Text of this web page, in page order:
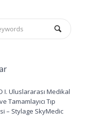
I. Uluslararası Medikal
Tamamlayıcı Tıp
– Stylage SkyMedic